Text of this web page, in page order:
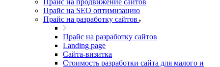
Прайс на продвижение сайтов
Прайс на SEO оптимизацию
Прайс на разработку сайтов
Прайс на разработку сайтов
Landing page
Cайта-визитка
Стоимость разработки сайта для малого и